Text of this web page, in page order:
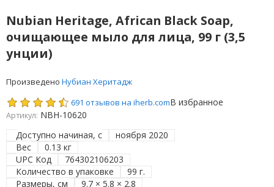
Nubian Heritage, African Black Soap,
очищающее мыло для лица, 99 г (3,5
унции)
Произведено Нубиан Херитадж
691 отзывов на iherb.comВ избранное
Артикул: NBH-10620
Доступно начиная, с
ноября 2020
Вес
0.13 кг
UPC Код
764302106203
Количество в упаковке
99 г.
Размеры, см
9.7 × 5.8 × 2.8